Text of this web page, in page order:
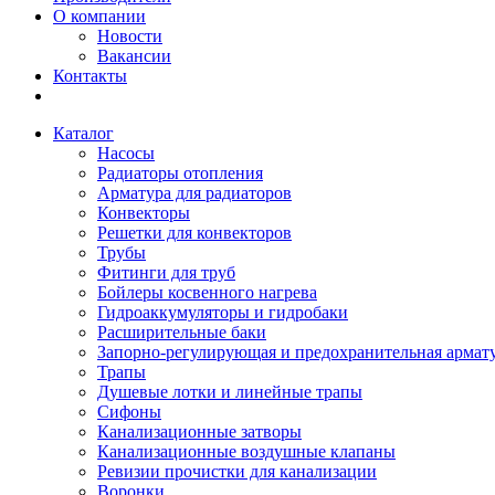
О компании
Новости
Вакансии
Контакты
Каталог
Насосы
Радиаторы отопления
Арматура для радиаторов
Конвекторы
Решетки для конвекторов
Трубы
Фитинги для труб
Бойлеры косвенного нагрева
Гидроаккумуляторы и гидробаки
Расширительные баки
Запорно-регулирующая и предохранительная
Трапы
Душевые лотки и линейные трапы
Сифоны
Канализационные затворы
Канализационные воздушные клапаны
Ревизии прочистки для канализации
Воронки